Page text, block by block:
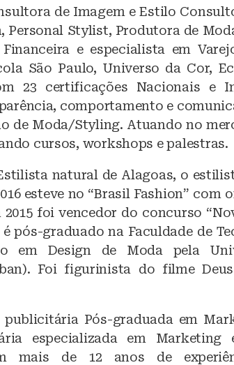
de Imagem e Estilo
Personal Stylist, Produtora de
e especialista em
São Paulo, Universo da Cor,
23 certificações Nacionais e
comportamento e
de Moda/Styling. Atuando no
cursos, workshops e palestras.
natural de Alagoas, o
esteve no “Brasil Fashion” com
foi vencedor do concurso
pós-graduado na Faculdade de
em Design de Moda pela
Foi figurinista do filme
Pós-graduada em
especializada em Marketing
mais de 12 anos de